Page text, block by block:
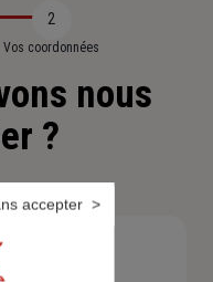
2
Vos coordonnées
nous
?
accepter